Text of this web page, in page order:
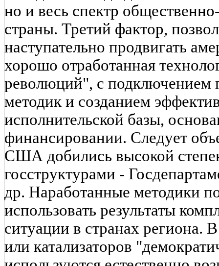
но и весь спектр
страны. Третий фактор,
наступательно продвигать
хорошо отработанная
революций", с подключением
методик и созданием
исполнительской базы,
финансировании. Следует
США добились высокой
госструктурами -
др. Наработанные методики
использовать результаты
ситуации в странах региона.
или катализаторов